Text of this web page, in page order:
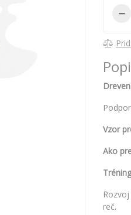
−
Vzor
Ako
reč.